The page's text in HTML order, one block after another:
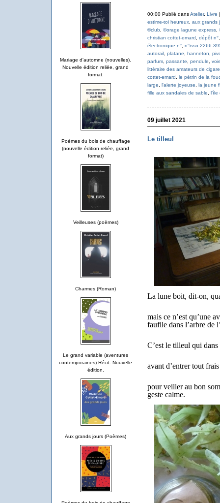
Mariage d'automne (nouvelles).
Nouvelle édition reliée, grand
format.
Poèmes du bois de chauffage
(nouvelle édition reliée, grand
format)
Veilleuses (poèmes)
Charmes (Roman)
Le grand variable (aventures
contemporaines) Récit. Nouvelle
édition.
Aux grands jours (Poèmes)
00:00 Publié dansAtelier, Livre
estime-toi heureux, aux grands
©club
©orage lagune express,
christian cottet-emard
dépôt n°
électronique n°, n°issn 2266-
autorail, platane hanneton
parfum, passante pendule
littéraire des amateurs de
cottet-emard
le pétrin de la
large
l'alerte joyeuse
la jeune
fille aux sandales de sable
l'île
09 juillet 2021
Le tilleul
La lune boit, dit-on,
mais ce n’est qu’une
faufile dans l’arbre de
C’est le tilleul qui
avant d’entrer tout
pour veiller au bon
geste calme.